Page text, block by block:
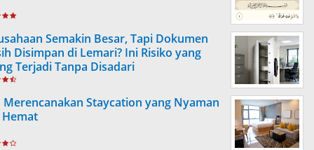
Semakin Besar, Tapi Dokumen
Disimpan di Lemari? Ini Risiko yang
Terjadi Tanpa Disadari
Merencanakan Staycation yang Nyaman